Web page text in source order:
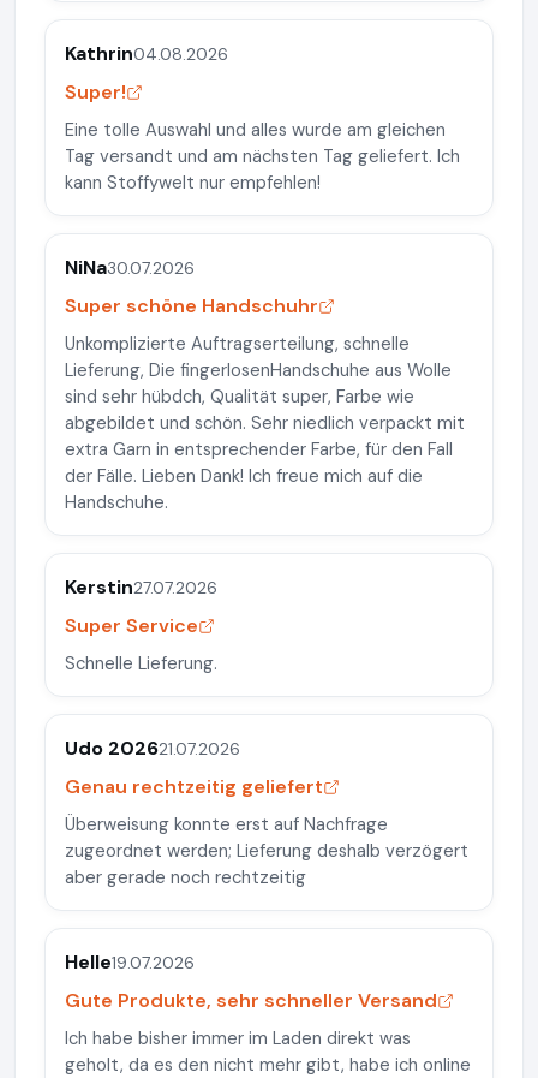
Kathrin04.08.2026
Super!
Eine tolle Auswahl und alles wurde am gleichen
Tag versandt und am nächsten Tag geliefert. Ich
kann Stoffywelt nur empfehlen!
NiNa30.07.2026
Super schöne Handschuhr
Unkomplizierte Auftragserteilung, schnelle
Lieferung, Die fingerlosenHandschuhe aus Wolle
sind sehr hübdch, Qualität super, Farbe wie
abgebildet und schön. Sehr niedlich verpackt mit
extra Garn in entsprechender Farbe, für den Fall
der Fälle. Lieben Dank! Ich freue mich auf die
Handschuhe.
Kerstin27.07.2026
Super Service
Schnelle Lieferung.
Udo 202621.07.2026
Genau rechtzeitig geliefert
Überweisung konnte erst auf Nachfrage
zugeordnet werden; Lieferung deshalb verzögert
aber gerade noch rechtzeitig
Helle19.07.2026
Gute Produkte, sehr schneller Versand
Ich habe bisher immer im Laden direkt was
geholt, da es den nicht mehr gibt, habe ich online